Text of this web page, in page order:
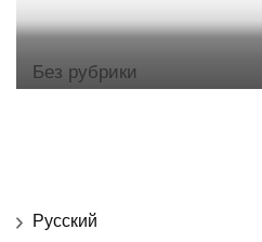
Без рубрики
Русский